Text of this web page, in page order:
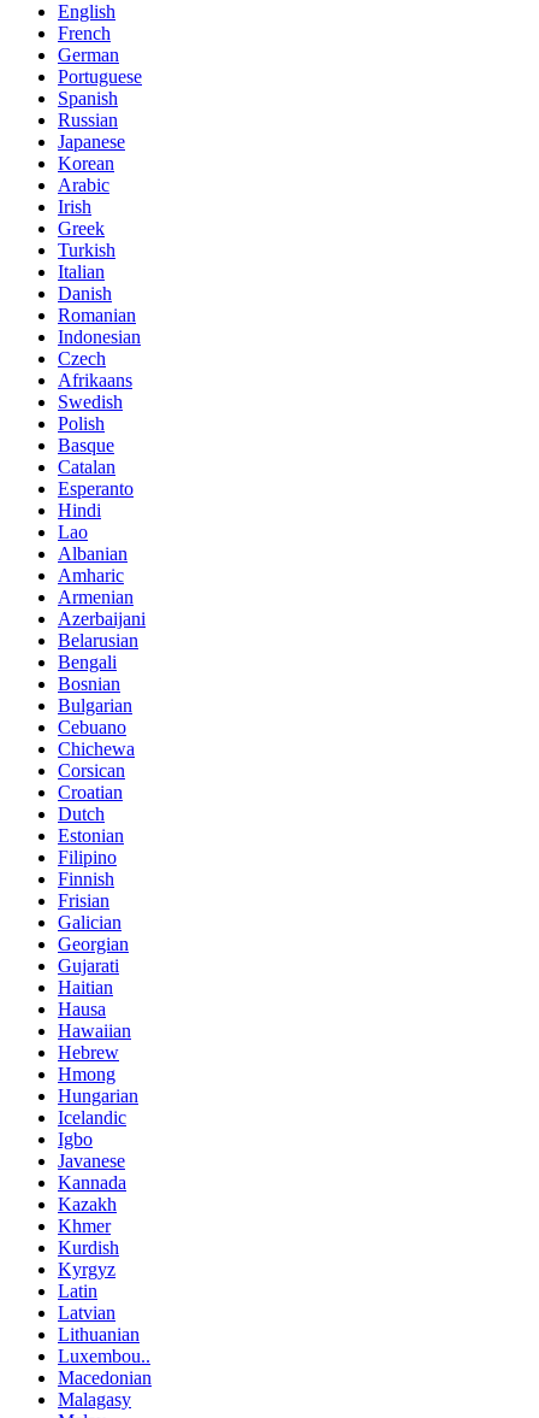
English
French
German
Portuguese
Spanish
Russian
Japanese
Korean
Arabic
Irish
Greek
Turkish
Italian
Danish
Romanian
Indonesian
Czech
Afrikaans
Swedish
Polish
Basque
Catalan
Esperanto
Hindi
Lao
Albanian
Amharic
Armenian
Azerbaijani
Belarusian
Bengali
Bosnian
Bulgarian
Cebuano
Chichewa
Corsican
Croatian
Dutch
Estonian
Filipino
Finnish
Frisian
Galician
Georgian
Gujarati
Haitian
Hausa
Hawaiian
Hebrew
Hmong
Hungarian
Icelandic
Igbo
Javanese
Kannada
Kazakh
Khmer
Kurdish
Kyrgyz
Latin
Latvian
Lithuanian
Luxembou..
Macedonian
Malagasy